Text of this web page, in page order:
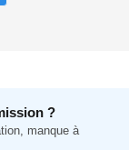
?
manque à